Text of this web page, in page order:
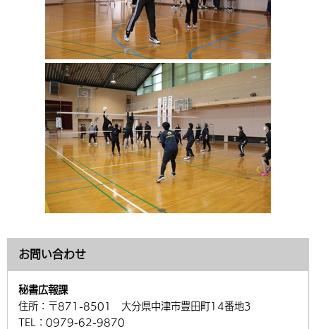
お問い合わせ
秘書広報課
住所： 〒871-8501 大分県中津市豊田町14番地3
TEL： 0979-62-9870